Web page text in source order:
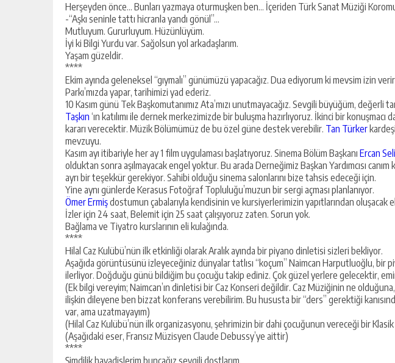
Herşeyden önce… Bunları yazmaya oturmuşken ben… İçeriden Türk Sanat Müziği
-“Aşkı seninle tattı hicranla yandı gönül”…
Mutluyum. Gururluyum. Hüzünlüyüm.
İyi ki Bilgi Yurdu var. Sağolsun yol arkadaşlarım.
Yaşam güzeldir.
****
Ekim ayında geleneksel “gıymalı” günümüzü yapacağız. Dua ediyorum ki mevsim izin
Parkı’mızda yapar, tarihimizi yad ederiz.
10 Kasım günü Tek Başkomutanımız Ata’mızı unutmayacağız. Sevgili büyüğüm, değerli
Taşkın ‘ın katılımı ile dernek merkezimizde bir buluşma hazırlıyoruz. İkinci bir
kararı verecektir. Müzik Bölümümüz de bu özel güne destek verebilir. Tan Türker
mevzuyu.
Kasım ayı itibariyle her ay 1 film uygulaması başlatıyoruz. Sinema Bölüm Başkanı Ercan
olduktan sonra aşılmayacak engel yoktur. Bu arada Derneğimiz Başkan Yardımcısı canım
ayrı bir teşekkür gerekiyor. Sahibi olduğu sinema salonlarını bize tahsis edeceği için.
Yine aynı günlerde Kerasus Fotoğraf Topluluğu’muzun bir sergi açması planlanıyor.
Ömer Ermişdostumun çabalarıyla kendisinin ve kursiyerlerimizin yapıtlarından oluşacak
İzler için 24 saat, Belemit için 25 saat çalışıyoruz zaten. Sorun yok.
Bağlama ve Tiyatro kurslarının eli kulağında.
****
Hilal Caz Kulübü’nün ilk etkinliği olarak Aralık ayında bir piyano dinletisi sizleri bekliyor.
Aşağıda görüntüsünü izleyeceğiniz dünyalar tatlısı “koçum” Naimcan Harputluoğlu, bir
ilerliyor. Doğduğu günü bildiğim bu çocuğu takip ediniz. Çok güzel yerlere gelecektir,
(Ek bilgi vereyim; Naimcan’ın dinletisi bir Caz Konseri değildir. Caz Müziğinin ne
ilişkin dileyene ben bizzat konferans verebilirim. Bu hususta bir “ders” gerektiği
var, ama uzatmayayım)
(Hilal Caz Kulübü’nün ilk organizasyonu, şehrimizin bir dahi çocuğunun vereceği bir
(Aşağıdaki eser, Fransız Müzisyen Claude Debussy’ye aittir)
****